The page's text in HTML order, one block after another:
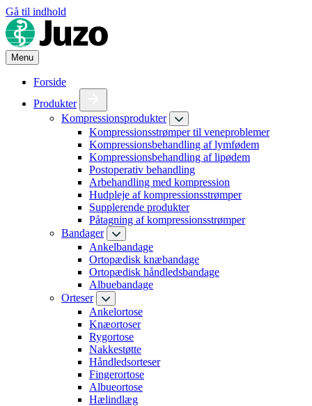
Gå til indhold
Menu
Forside
Produkter
Kompressionsprodukter
Kompressionsstrømper til veneproblemer
Kompressionsbehandling af lymfødem
Kompressionsbehandling af lipødem
Postoperativ behandling
Arbehandling med kompression
Hudpleje af kompressionsstrømper
Supplerende produkter
Påtagning af kompressionsstrømper
Bandager
Ankelbandage
Ortopædisk knæbandage
Ortopædisk håndledsbandage
Albuebandage
Orteser
Ankelortose
Knæortoser
Rygortose
Nakkestøtte
Håndledsorteser
Fingerortose
Albueortose
Hælindlæg